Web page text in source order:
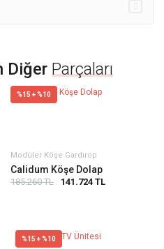
Diğer Parçaları
%15 + %10
Modüler Köşe Gardırop
Calidum Köşe Dolap
185.260 TL 141.724 TL
%15 + %10